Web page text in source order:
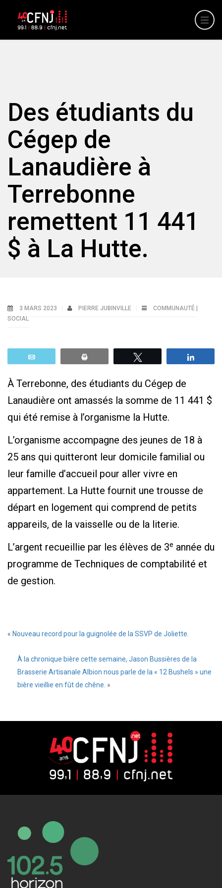
Des étudiants du
Cégep de
Lanaudière à
Terrebonne
remettent 11 441
$ à La Hutte.
3 MARS 2023 PIERRE JUBINVILLE
COMMUNAUTÉ |
SOCIAL
À Terrebonne, des étudiants du Cégep de
Lanaudière ont amassés la somme de 11 441 $
qui été remise à l’organisme la Hutte.
L’organisme accompagne des jeunes de 18 à
25 ans qui quitteront leur domicile familial ou
leur famille d’accueil pour aller vivre en
appartement. La Hutte fournit une trousse de
départ en logement qui comprend de petits
appareils, de la vaisselle ou de la literie.
L’argent recueillie par les élèves de 3e année du
programme de Techniques de comptabilité et
de gestion.
« Nouveau record pour la guignolée de la SSVP de Joliette.
À la chronique bière cette semaine, Jason Bussières de la
Brasserie Artisanale Albion nous parle de la « 12 Bushels » une
bière vieillie en fût de chêne. »